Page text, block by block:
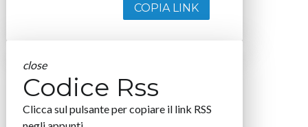
COPIA LINK
close
Codice Rss
Clicca sul pulsante per copiare il link RSS